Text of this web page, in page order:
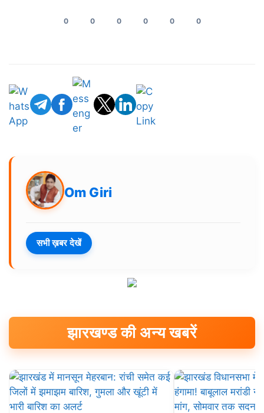
0 0 0 0 0 0
Om Giri
सभी ख़बर देखें
झारखण्ड की अन्य खबरें